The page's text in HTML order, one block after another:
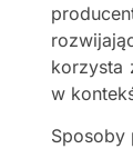
korzysta
w
Sposoby